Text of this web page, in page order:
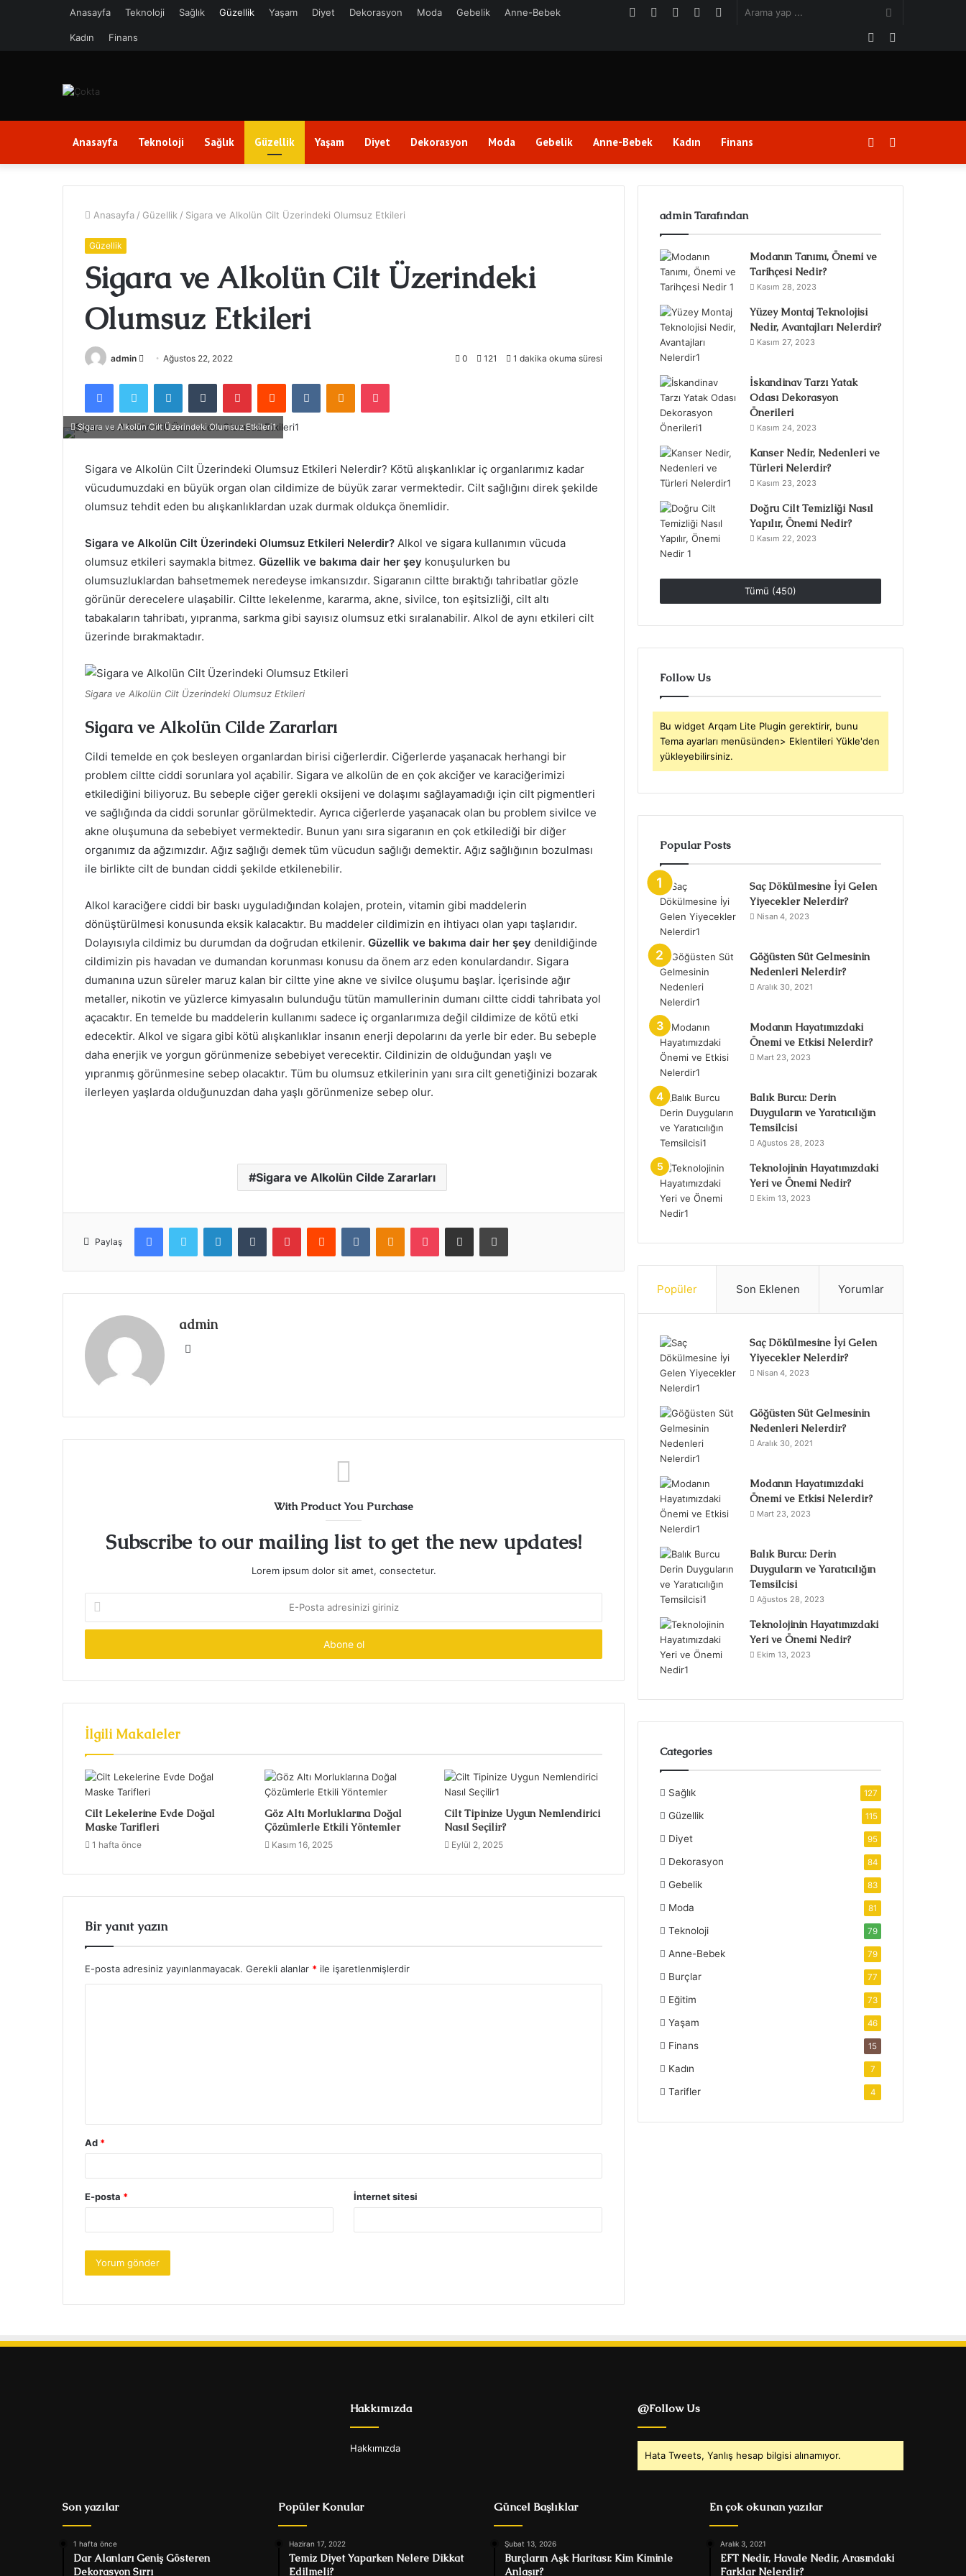
Anasayfa Teknoloji Sağlık Güzellik Yaşam Diyet Dekorasyon Moda Gebelik Anne-Bebek
Kadın Finans
Arama
yap
Kenar
Rastgele
Kayıt
Instagram
YouTube
Facebook
Anasayfa Teknoloji Sağlık Güzellik Yaşam Diyet Dekorasyon Moda Gebelik Anne-Bebek Kadın Finans
Bölmesi
Kayıt
Ol
Anasayfa / Güzellik / Sigara ve Alkolün Cilt Üzerindeki Olumsuz Etkileri
Güzellik
Sigara ve Alkolün Cilt Üzerindeki
Olumsuz Etkileri
admin
göndermek
Ağustos 22, 2022 0 121 1 dakika okuma süresi
FacebookTwitter LinkedInTumblr PinterestReddit VKontakteOdnoklassniki
Pocket
Sigara ve Alkolün Cilt Üzerindeki Olumsuz Etkileri1
Sigara ve Alkolün Cilt Üzerindeki Olumsuz Etkileri Nelerdir? Kötü alışkanlıklar iç organlarımız kadar
vücudumuzdaki en büyük organ olan cildimize de büyük zarar vermektedir. Cilt sağlığını direk şekilde
olumsuz tehdit eden bu alışkanlıklardan uzak durmak oldukça önemlidir.
Sigara ve Alkolün Cilt Üzerindeki Olumsuz Etkileri Nelerdir? Alkol ve sigara kullanımın vücuda
olumsuz etkileri saymakla bitmez. Güzellik ve bakıma dair her şey konuşulurken bu
olumsuzluklardan bahsetmemek neredeyse imkansızdır. Sigaranın ciltte bıraktığı tahribatlar gözle
görünür derecelere ulaşabilir. Ciltte lekelenme, kararma, akne, sivilce, ton eşitsizliği, cilt altı
tabakaların tahribatı, yıpranma, sarkma gibi sayısız olumsuz etki sıralanabilir. Alkol de aynı etkileri cilt
üzerinde bırakmaktadır.
Sigara ve Alkolün Cilt Üzerindeki Olumsuz Etkileri
Sigara ve Alkolün Cilde Zararları
Cildi temelde en çok besleyen organlardan birisi ciğerlerdir. Ciğerlerde yaşanacak herhangi bir
problem ciltte ciddi sorunlara yol açabilir. Sigara ve alkolün de en çok akciğer ve karaciğerimizi
etkilediğini biliyoruz. Bu sebeple ciğer gerekli oksijeni ve dolaşımı sağlayamadığı için cilt pigmentleri
ve sağlığında da ciddi sorunlar görülmektedir. Ayrıca ciğerlerde yaşanacak olan bu problem sivilce ve
akne oluşumuna da sebebiyet vermektedir. Bunun yanı sıra sigaranın en çok etkilediği bir diğer
organımız da ağzımızdır. Ağız sağlığı demek tüm vücudun sağlığı demektir. Ağız sağlığının bozulması
ile birlikte cilt de bundan ciddi şekilde etkilenebilir.
Alkol karaciğere ciddi bir baskı uyguladığından kolajen, protein, vitamin gibi maddelerin
dönüştürülmesi konusunda eksik kalacaktır. Bu maddeler cildimizin en ihtiyacı olan yapı taşlarıdır.
Dolayısıyla cildimiz bu durumdan da doğrudan etkilenir. Güzellik ve bakıma dair her şey denildiğinde
cildimizin pis havadan ve dumandan korunması konusu da önem arz eden konulardandır. Sigara
dumanına uzun süreler maruz kalan bir ciltte yine akne ve sivilce oluşumu başlar. İçerisinde ağır
metaller, nikotin ve yüzlerce kimyasalın bulunduğu tütün mamullerinin dumanı ciltte ciddi tahribata yol
açacaktır. En temelde bu maddelerin kullanımı sadece iç organlarımıza değil cildimize de kötü etki
edecektir. Alkol ve sigara gibi kötü alışkanlıklar insanın enerji depolarını da yerle bir eder. Bu sebeple
daha enerjik ve yorgun görünmenize sebebiyet verecektir. Cildinizin de olduğundan yaşlı ve
yıpranmış görünmesine sebep olacaktır. Tüm bu olumsuz etkilerinin yanı sıra cilt genetiğinizi bozarak
ilerleyen yaşlarda olduğunuzdan daha yaşlı görünmenize sebep olur.
Sigara ve Alkolün Cilde Zararları
Paylaş
FacebookTwitter LinkedInTumblr PinterestReddit VKontakteOdnoklassniki
Pocket E-Posta ile paylaş Yazdır
admin
Web
With Product You Purchase
Subscribe to our mailing list to get the new updates!
Lorem ipsum dolor sit amet, consectetur.
Posta
adresinizi
İlgili Makaleler
Cilt Lekelerine Evde Doğal
Maske Tarifleri
1 hafta önce
Göz Altı Morluklarına Doğal
Çözümlerle Etkili Yöntemler
Kasım 16, 2025
Cilt Tipinize Uygun Nemlendirici
Nasıl Seçilir?
Eylül 2, 2025
Bir yanıt yazın
E-posta adresiniz yayınlanmayacak. Gerekli alanlar * ile işaretlenmişlerdir
Ad *
E-posta * İnternet sitesi
admin Tarafından
Modanın Tanımı, Önemi ve
Tarihçesi Nedir?
Kasım 28, 2023
Yüzey Montaj Teknolojisi
Nedir, Avantajları Nelerdir?
Kasım 27, 2023
İskandinav Tarzı Yatak
Odası Dekorasyon
Önerileri
Kasım 24, 2023
Kanser Nedir, Nedenleri ve
Türleri Nelerdir?
Kasım 23, 2023
Doğru Cilt Temizliği Nasıl
Yapılır, Önemi Nedir?
Kasım 22, 2023
Tümü (450)
Follow Us
Bu widget Arqam Lite Plugin gerektirir, bunu
Tema ayarları menüsünden> Eklentileri Yükle'den
yükleyebilirsiniz.
Popular Posts
Saç Dökülmesine İyi Gelen
Yiyecekler Nelerdir?
Nisan 4, 2023
Göğüsten Süt Gelmesinin
Nedenleri Nelerdir?
Aralık 30, 2021
Modanın Hayatımızdaki
Önemi ve Etkisi Nelerdir?
Mart 23, 2023
Balık Burcu: Derin
Duyguların ve Yaratıcılığın
Temsilcisi
Ağustos 28, 2023
Teknolojinin Hayatımızdaki
Yeri ve Önemi Nedir?
Ekim 13, 2023
Popüler Son Eklenen Yorumlar
Saç Dökülmesine İyi Gelen
Yiyecekler Nelerdir?
Nisan 4, 2023
Göğüsten Süt Gelmesinin
Nedenleri Nelerdir?
Aralık 30, 2021
Modanın Hayatımızdaki
Önemi ve Etkisi Nelerdir?
Mart 23, 2023
Balık Burcu: Derin
Duyguların ve Yaratıcılığın
Temsilcisi
Ağustos 28, 2023
Teknolojinin Hayatımızdaki
Yeri ve Önemi Nedir?
Ekim 13, 2023
Categories
Sağlık 127
Güzellik 115
Diyet 95
Dekorasyon 84
Gebelik 83
Moda 81
Teknoloji 79
Anne-Bebek 79
Burçlar 77
Eğitim 73
Yaşam 46
Finans 15
Kadın 7
Tarifler 4
Hakkımızda
Hakkımızda
@Follow Us
Hata Tweets, Yanlış hesap bilgisi alınamıyor.
Son yazılar
1 hafta önce
Dar Alanları Geniş Gösteren
Dekorasyon Sırrı
Popüler Konular
Haziran 17, 2022
Temiz Diyet Yaparken Nelere Dikkat
Edilmeli?
Güncel Başlıklar
Şubat 13, 2026
Burçların Aşk Haritası: Kim Kiminle
Anlaşır?
En çok okunan yazılar
Aralık 3, 2021
EFT Nedir, Havale Nedir, Arasındaki
Farklar Nelerdir?